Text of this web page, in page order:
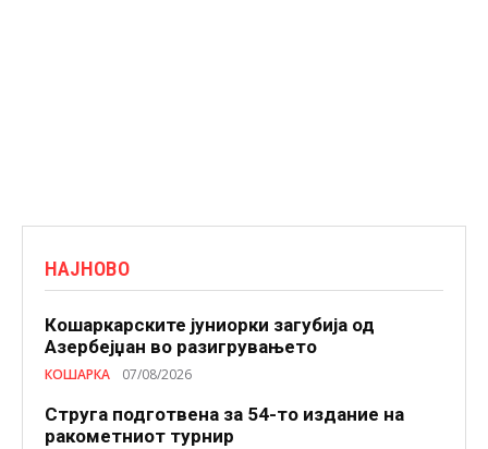
НАЈНОВО
Кошаркарските јуниорки загубија од
Азербејџан во разигрувањето
КОШАРКА 07/08/2026
Струга подготвена за 54-то издание на
ракометниот турнир